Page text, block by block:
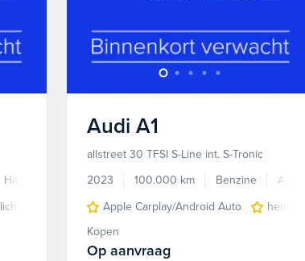
Handgeschakeld
lichtmetalen velgen 5-spaaks 17"
voorstoelen verwarmd
Audi A1
allstreet 30 TFSI S-Line int. S-Tronic
2023
100.000 km Benzine
Apple Carplay/Android Auto
Kopen
Op aanvraag